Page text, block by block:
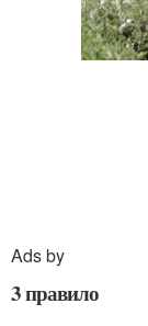
Ads by
3 правило